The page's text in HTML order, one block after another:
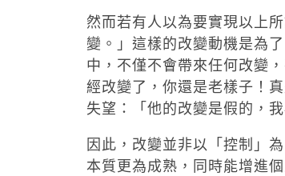
然而若有人以為要實現以上
變。」這樣的改變動機是為
中，不僅不會帶來任何改變
經改變了，你還是老樣子！
失望：「他的改變是假的，我
因此，改變並非以「控制」
本質更為成熟，同時能增進